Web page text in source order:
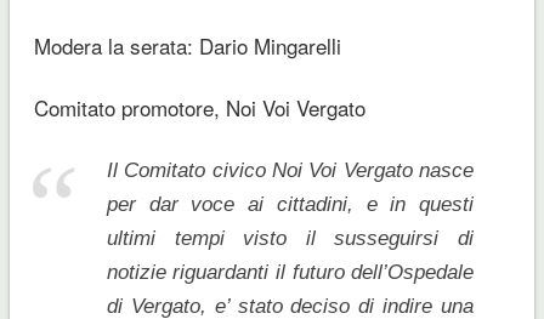
Modera la serata: Dario Mingarelli
Comitato promotore, Noi Voi Vergato
Il Comitato civico Noi Voi Vergato nasce
per dar voce ai cittadini, e in questi
ultimi tempi visto il susseguirsi di
notizie riguardanti il futuro dell’Ospedale
di Vergato, e’ stato deciso di indire una